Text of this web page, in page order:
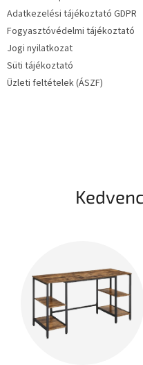
Adatkezelési tájékoztató GDPR
Fogyasztóvédelmi tájékoztató
Jogi nyilatkozat
Süti tájékoztató
Üzleti feltételek (ÁSZF)